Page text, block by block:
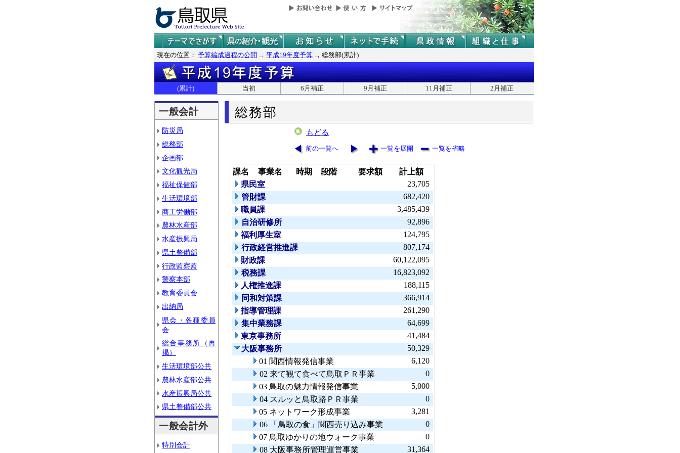
現在の位置： 予算編成過程の公開 平成19年度予算 総務部(累計)
(累計) 当初 6月補正 9月補正 11月補正 2月補正
一般会計
防災局
総務部
企画部
文化観光局
福祉保健部
生活環境部
商工労働部
農林水産部
水産振興局
県土整備部
行政監察監
警察本部
教育委員会
出納局
県会・各種委員
会
総合事務所（再
掲）
生活環境部公共
農林水産部公共
水産振興局公共
県土整備部公共
一般会計外
特別会計
総務部
もどる
前の一覧へ 一覧を展開 一覧を省略
課名 事業名 時期 段階 要求額
計上額
県民室
23,705
管財課
682,420
職員課
3,485,439
自治研修所
92,896
福利厚生室
124,795
行政経営推進課
807,174
財政課
60,122,095
税務課
16,823,092
人権推進課
188,115
同和対策課
366,914
指導管理課
261,290
集中業務課
64,699
東京事務所
41,484
大阪事務所
50,329
01 関西情報発信事業
6,120
02 来て観て食べて鳥取ＰＲ事業
0
03 鳥取の魅力情報発信事業
5,000
04 スルッと鳥取路ＰＲ事業
0
05 ネットワーク形成事業
3,281
06 「鳥取の食」関西売り込み事業
0
07 鳥取ゆかりの地ウォーク事業
0
08 大阪事務所管理運営事業
31,364